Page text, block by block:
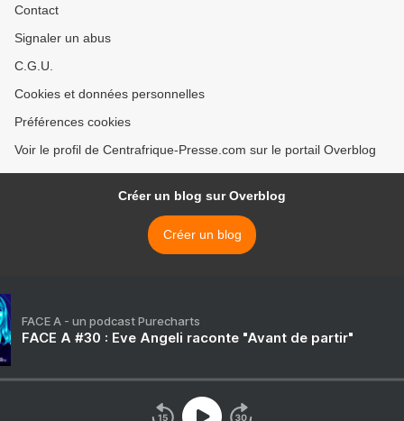
Contact
Signaler un abus
C.G.U.
Cookies et données personnelles
Préférences cookies
Voir le profil de Centrafrique-Presse.com sur le portail Overblog
Créer un blog sur Overblog
Créer un blog
FACE A - un podcast Purecharts
FACE A #30 : Eve Angeli raconte "Avant de partir"